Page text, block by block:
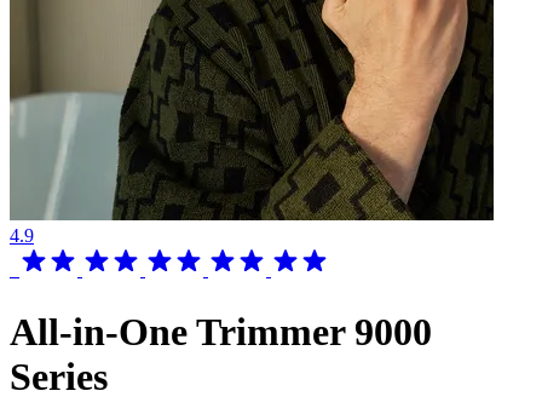
4.9
All-in-One Trimmer 9000
Series